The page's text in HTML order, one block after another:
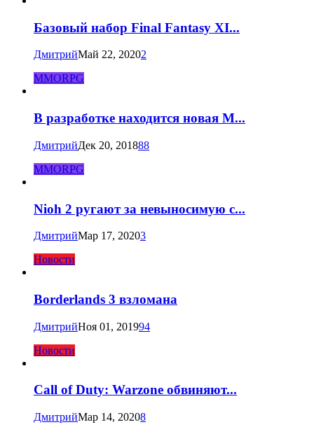
Базовый набор Final Fantasy XI...
ДмитрийМай 22, 20202
MMORPG
В разработке находится новая M...
ДмитрийДек 20, 201888
MMORPG
Nioh 2 ругают за невыносимую с...
ДмитрийМар 17, 20203
Новости
Borderlands 3 взломана
ДмитрийНоя 01, 201994
Новости
Call of Duty: Warzone обвиняют...
ДмитрийМар 14, 20208